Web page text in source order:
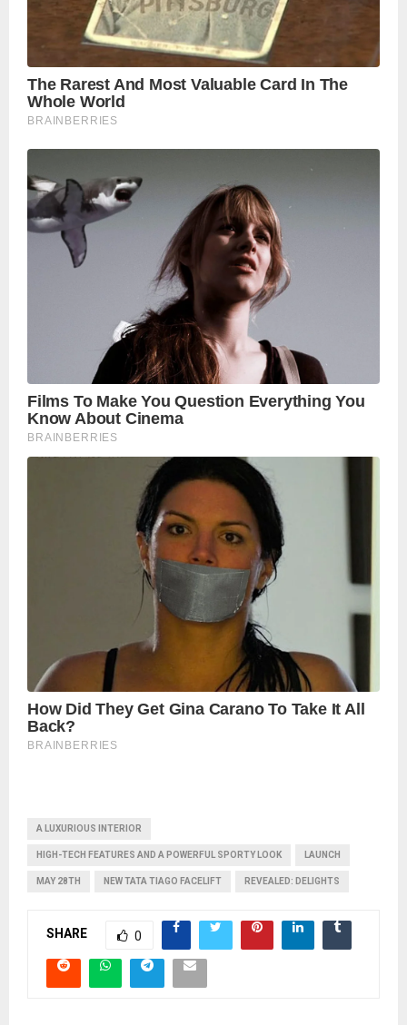
A LUXURIOUS INTERIOR
HIGH-TECH FEATURES AND A POWERFUL SPORTY LOOK LAUNCH
MAY 28TH NEW TATA TIAGO FACELIFT REVEALED: DELIGHTS
SHARE 0